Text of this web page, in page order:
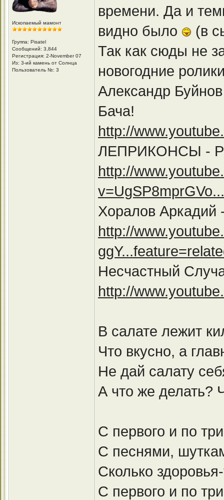
Ископаемый мамонт
Группа: Pisatel
Сообщений: 3,844
Регистрация: 2-November 07
Из: 3-ий камень от Солнца
Пользователь №: 3
времени. Да и
видно было
(в
Так как сюды не
новогодние
Александр
Бача!
http://
ЛЕПРИКОНСЫ -
http://
Хоралов Аркадий
http://
Несчастный
http://
В салате лежит
Что вкусно, а
Не дай салату
А что же делать?
С первого и по
С песнями,
Сколько
С первого и по